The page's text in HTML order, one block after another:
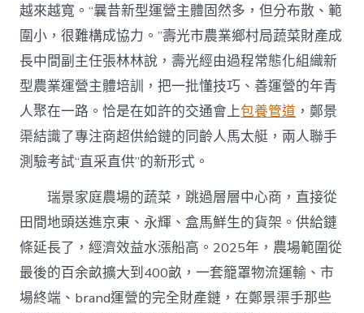
越來越寬。“曩昔新型運營主體固然多，但分布散、範
圍小，很難構成協力。”壽光市農業鄉村局蔬菜財產成
長中間副主任張林林說，壽光經由過程常態化組織新
型農業運營主體培訓，把一批懂技巧、善運營的年青
人聚在一路。恰是在如許的交通會上包養管道 ，鄭景
渠結識了專注商超供給鏈的同齡人馬太艇，兩人聯手
測驗考試“直采直供”的新形式。
瑞景家庭農場的蔬菜，跳過層層中心商，直接從
田間地頭送進京東、永輝、盒馬鮮生的貨架。供給鏈
條延長了，經濟效益水漲船高。2025年，農場範圍從
最後的百余畝擴大到400畝，一套籠罩物流運輸、市
場終端、brand運營的完全財產鏈，在鄭景渠手那些